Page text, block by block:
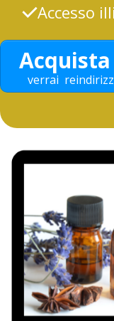
Accesso
Acquist
verrai reindirizz